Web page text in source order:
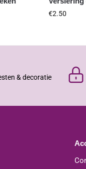
€2.50
& decoratie